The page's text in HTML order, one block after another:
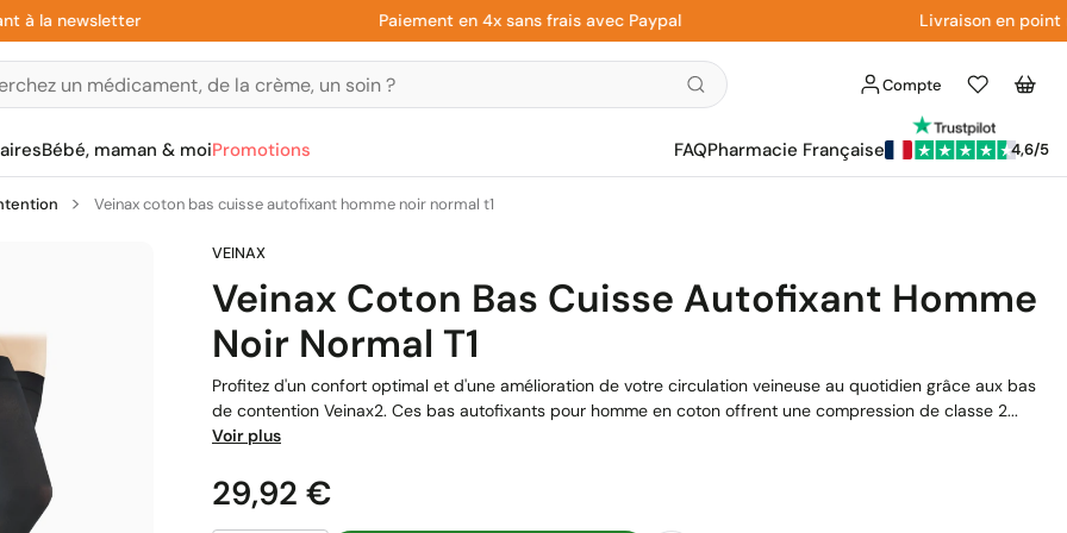
newsletter Paiement en 4x sans frais avec Paypal Livraison en point
Compte
Liste
d'envies
Panier
Bébé, maman & moiPromotions FAQPharmacie Française 4,6/5
Veinax coton bas cuisse autofixant homme noir normal t1
Veinax Coton Bas Cuisse Autofixant Homme
Noir Normal T1
Profitez d'un confort optimal et d'une amélioration de votre circulation veineuse au quotidien grâce aux bas
de contention Veinax2. Ces bas autofixants pour homme en coton offrent une compression de classe 2...
Voir plus
Prix
29,92 €